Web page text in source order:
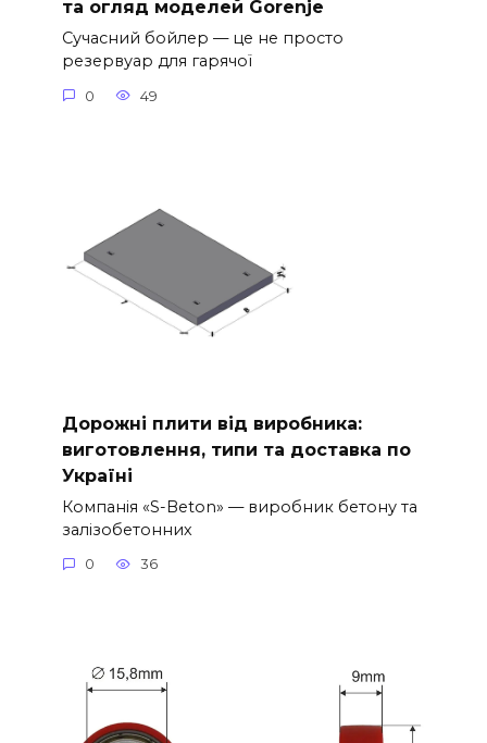
та огляд моделей Gorenje
Сучасний бойлер — це не просто
резервуар для гарячої
0 49
Дорожні плити від виробника:
виготовлення, типи та доставка по
Україні
Компанія «S-Beton» — виробник бетону та
залізобетонних
0 36